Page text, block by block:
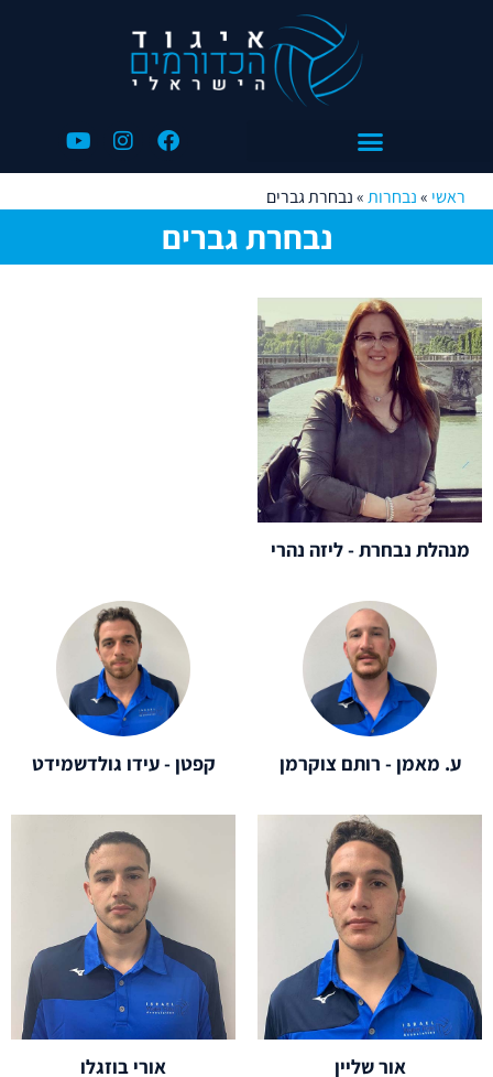
ראשי »נבחרות»נבחרת גברים
נבחרת גברים
מנהלת נבחרת - ליזה נהרי
ע. מאמן - רותם צוקרמן קפטן - עידו גולדשמידט
אור שליין אורי בוזגלו